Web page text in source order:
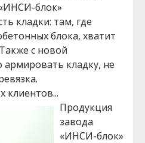
блок»
кладки: там, где
блока, хватит
с новой
кладку, не
клиентов...
Продукция
завода
«ИНСИ-блок»